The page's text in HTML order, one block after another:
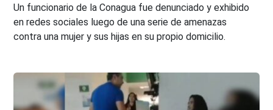
Un funcionario de la Conagua fue denunciado y exhibido
en redes sociales luego de una serie de amenazas
contra una mujer y sus hijas en su propio domicilio.